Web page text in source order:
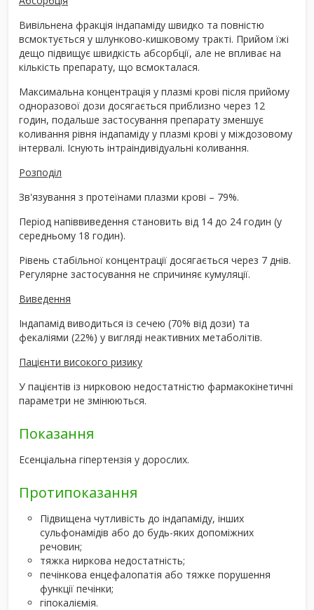
Вивільнена фракція індапаміду швидко та повністю
всмоктується у шлунково-кишковому тракті. Прийом їжі
дещо підвищує швидкість абсорбції, але не впливає на
кількість препарату, що всмокталася.
Максимальна концентрація у плазмі крові після прийому
одноразової дози досягається приблизно через 12
годин, подальше застосування препарату зменшує
коливання рівня індапаміду у плазмі крові у міждозовому
інтервалі. Існують інтраіндивідуальні коливання.
Розподіл
Зв'язування з протеїнами плазми крові – 79%.
Період напіввиведення становить від 14 до 24 годин (у
середньому 18 годин).
Рівень стабільної концентрації досягається через 7 днів.
Регулярне застосування не спричиняє кумуляції.
Виведення
Індапамід виводиться із сечею (70% від дози) та
фекаліями (22%) у вигляді неактивних метаболітів.
Пацієнти високого ризику
У пацієнтів із нирковою недостатністю фармакокінетичні
параметри не змінюються.
Показання
Есенціальна гіпертензія у дорослих.
Протипоказання
Підвищена чутливість до індапаміду, інших
сульфонамідів або до будь-яких допоміжних
речовин;
тяжка ниркова недостатність;
печінкова енцефалопатія або тяжке порушення
функції печінки;
гіпокаліємія.